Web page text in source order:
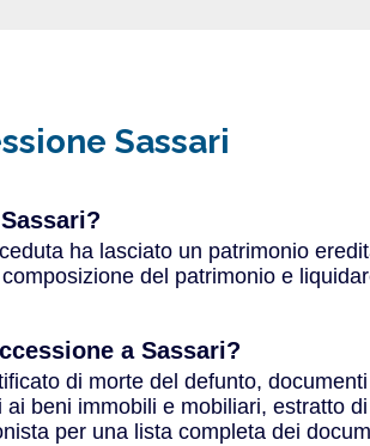
Sassari
ha lasciato un patrimonio
del patrimonio e
a Sassari?
di morte del defunto,
beni immobili e mobiliari, estratto
per una lista completa dei